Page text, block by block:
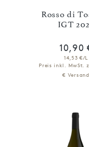
Rosso di
IGT
10,90
14,53 €/L
Preis inkl. MwSt.
€ Versand